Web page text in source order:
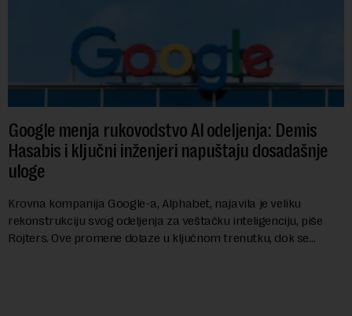
Google menja rukovodstvo AI odeljenja: Demis
Hasabis i ključni inženjeri napuštaju dosadašnje
uloge
Krovna kompanija Google-a, Alphabet, najavila je veliku
rekonstrukciju svog odeljenja za veštačku inteligenciju, piše
Rojters. Ove promene dolaze u ključnom trenutku, dok se